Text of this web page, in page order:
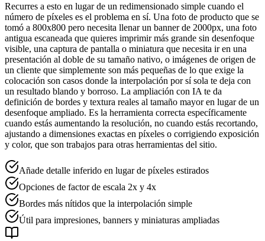
Recurres a esto en lugar de un redimensionado simple cuando el
número de píxeles es el problema en sí. Una foto de producto que se
tomó a 800x800 pero necesita llenar un banner de 2000px, una foto
antigua escaneada que quieres imprimir más grande sin desenfoque
visible, una captura de pantalla o miniatura que necesita ir en una
presentación al doble de su tamaño nativo, o imágenes de origen de
un cliente que simplemente son más pequeñas de lo que exige la
colocación son casos donde la interpolación por sí sola te deja con
un resultado blando y borroso. La ampliación con IA te da
definición de bordes y textura reales al tamaño mayor en lugar de un
desenfoque ampliado. Es la herramienta correcta específicamente
cuando estás aumentando la resolución, no cuando estás recortando,
ajustando a dimensiones exactas en píxeles o corrigiendo exposición
y color, que son trabajos para otras herramientas del sitio.
Añade detalle inferido en lugar de píxeles estirados
Opciones de factor de escala 2x y 4x
Bordes más nítidos que la interpolación simple
Útil para impresiones, banners y miniaturas ampliadas